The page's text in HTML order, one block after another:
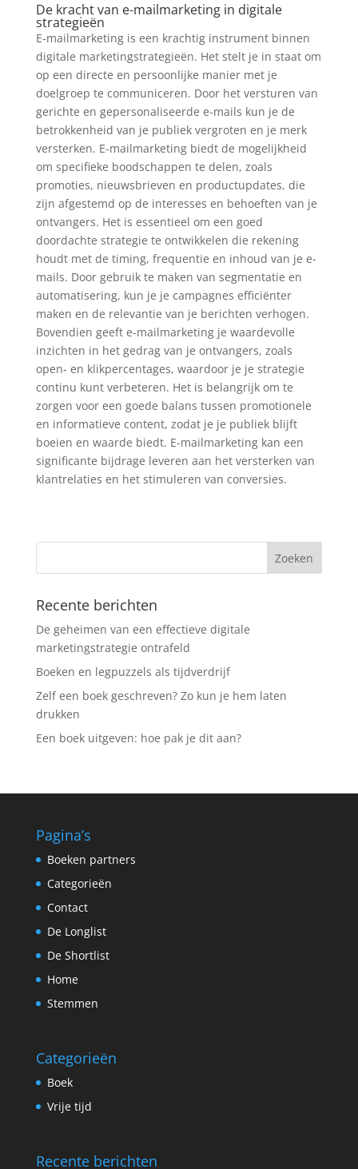
De kracht van e-mailmarketing in digitale
strategieën
E-mailmarketing is een krachtig instrument binnen
digitale marketingstrategieën. Het stelt je in staat om
op een directe en persoonlijke manier met je
doelgroep te communiceren. Door het versturen van
gerichte en gepersonaliseerde e-mails kun je de
betrokkenheid van je publiek vergroten en je merk
versterken. E-mailmarketing biedt de mogelijkheid
om specifieke boodschappen te delen, zoals
promoties, nieuwsbrieven en productupdates, die
zijn afgestemd op de interesses en behoeften van je
ontvangers. Het is essentieel om een goed
doordachte strategie te ontwikkelen die rekening
houdt met de timing, frequentie en inhoud van je e-
mails. Door gebruik te maken van segmentatie en
automatisering, kun je je campagnes efficiënter
maken en de relevantie van je berichten verhogen.
Bovendien geeft e-mailmarketing je waardevolle
inzichten in het gedrag van je ontvangers, zoals
open- en klikpercentages, waardoor je je strategie
continu kunt verbeteren. Het is belangrijk om te
zorgen voor een goede balans tussen promotionele
en informatieve content, zodat je je publiek blijft
boeien en waarde biedt. E-mailmarketing kan een
significante bijdrage leveren aan het versterken van
klantrelaties en het stimuleren van conversies.
Recente berichten
De geheimen van een effectieve digitale
marketingstrategie ontrafeld
Boeken en legpuzzels als tijdverdrijf
Zelf een boek geschreven? Zo kun je hem laten
drukken
Een boek uitgeven: hoe pak je dit aan?
Pagina’s
Boeken partners
Categorieën
Contact
De Longlist
De Shortlist
Home
Stemmen
Categorieën
Boek
Vrije tijd
Recente berichten